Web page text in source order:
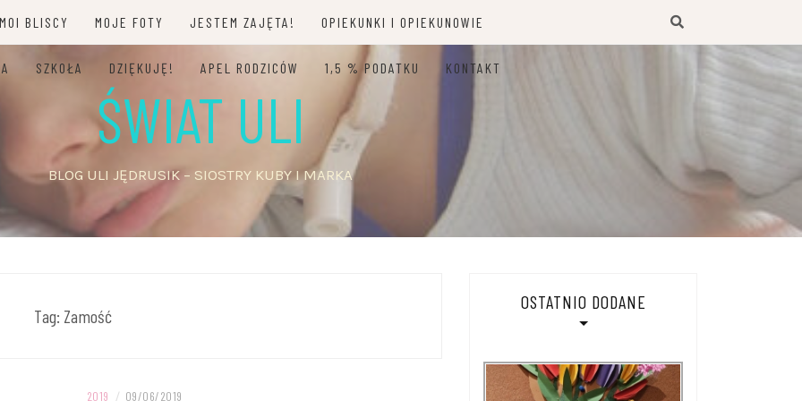
MOI BLISCY MOJE FOTY JESTEM ZAJĘTA! OPIEKUNKI I OPIEKUNOWIE
SZKOŁA DZIĘKUJĘ! APEL RODZICÓW 1,5 % PODATKU KONTAKT
ŚWIAT ULI
BLOG ULI JĘDRUSIK – SIOSTRY KUBY I MARKA
Tag: Zamość
2019 / 09/06/2019
OSTATNIO DODANE